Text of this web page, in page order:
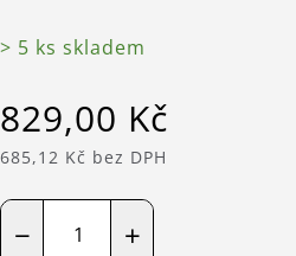
> 5 ks skladem
829,00 Kč
685,12 Kč bez DPH
+
−